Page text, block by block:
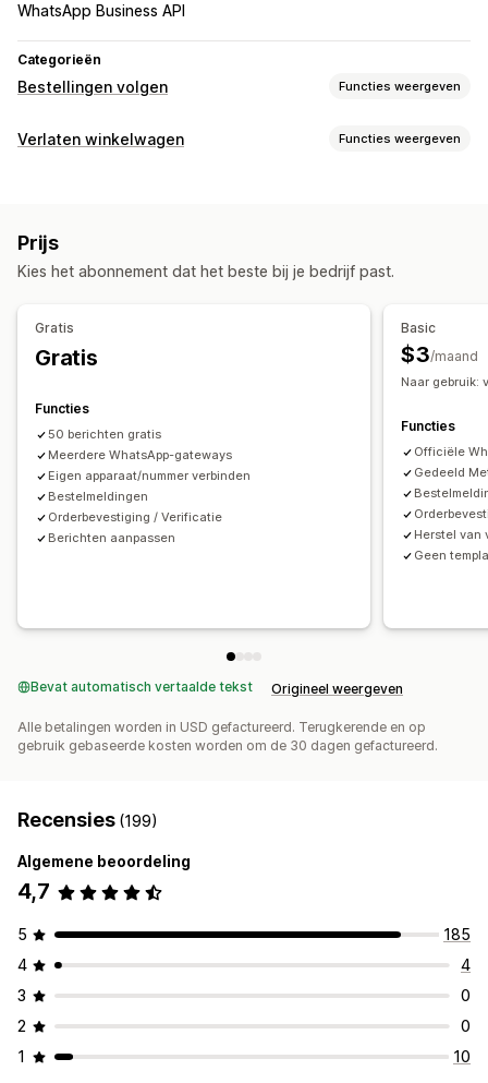
WhatsApp Business API
Categorieën
Bestellingen volgen Functies weergeven
Meldingen
Verlaten winkelwagen Functies weergeven
Prijs
Kies het abonnement dat het beste bij je bedrijf past.
Gratis
Gratis
Functies
50 berichten gratis
Meerdere WhatsApp-gateways
Eigen apparaat/nummer verbinden
Bestelmeldingen
Orderbevestiging / Verificatie
Berichten aanpassen
Basic
$3/maand
Naar gebruik:
Functies
Officiële
Gedeeld
Herstel van
Geen
Bevat automatisch vertaalde tekst Origineel weergeven
Alle betalingen worden in USD gefactureerd. Terugkerende en op
gebruik gebaseerde kosten worden om de 30 dagen gefactureerd.
Recensies (199)
Algemene beoordeling
4,7
5
185
4
4
3
0
2
0
1
10